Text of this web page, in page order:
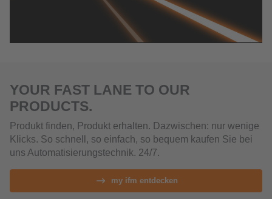
YOUR FAST LANE TO OUR
PRODUCTS.
Produkt finden, Produkt erhalten. Dazwischen: nur wenige
Klicks. So schnell, so einfach, so bequem kaufen Sie bei
uns Automatisierungstechnik. 24/7.
my ifm entdecken